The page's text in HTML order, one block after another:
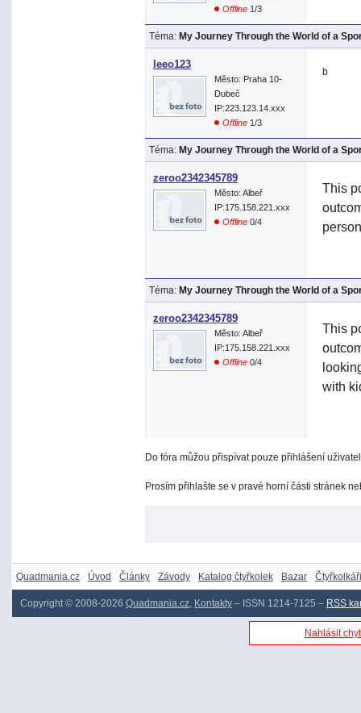
Offline 1/3
Téma: My Journey Through the World of a
leeo123
Město: Praha 10-
Dubeč
IP:223.123.14.xxx
Offline 1/3
b
Téma: My Journey Through the World of a
zeroo2342345789
Město: Albeř
IP:175.158.221.xxx
Offline 0/4
This
Téma: My Journey Through the World of a
zeroo2342345789
Město: Albeř
IP:175.158.221.xxx
Offline 0/4
This
with
Do fóra můžou přispívat pouze přihlášení
Prosím přihlašte se v pravé horní části stránek
Quadmania.cz Úvod Články Závody Katalog čtyřkolek Bazar Čtyřkolkáři
Copyright © 2008-2026 Quadmania.cz, Kontakty – ISSN 1214-7125 – RSS
Nahlásit